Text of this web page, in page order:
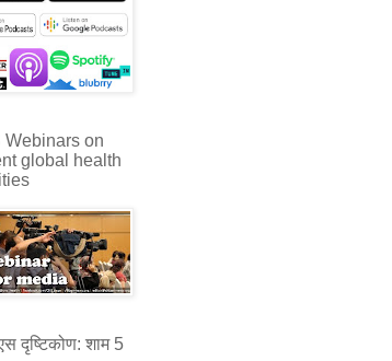
Webinars on
global health
दृष्टिकोण: शाम 5